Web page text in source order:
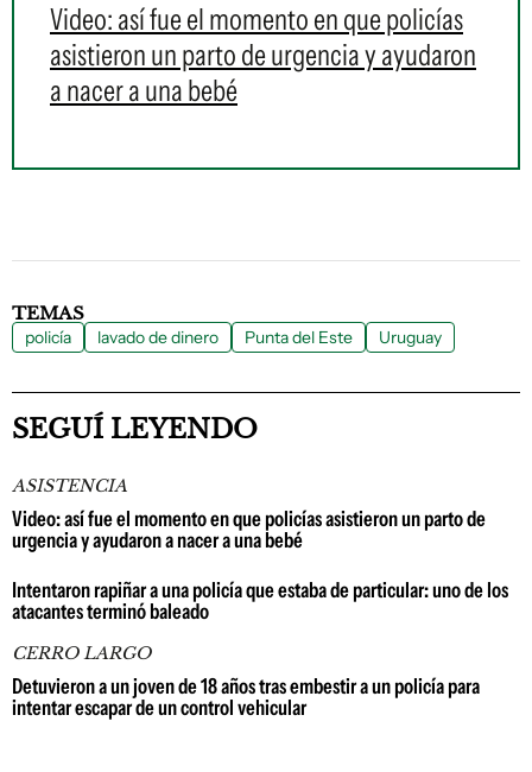
Video: así fue el momento en que policías
asistieron un parto de urgencia y ayudaron
a nacer a una bebé
TEMAS
policía lavado de dinero Punta del Este Uruguay
SEGUÍ LEYENDO
ASISTENCIA
Video: así fue el momento en que policías asistieron un parto de
urgencia y ayudaron a nacer a una bebé
Intentaron rapiñar a una policía que estaba de particular: uno de los
atacantes terminó baleado
CERRO LARGO
Detuvieron a un joven de 18 años tras embestir a un policía para
intentar escapar de un control vehicular